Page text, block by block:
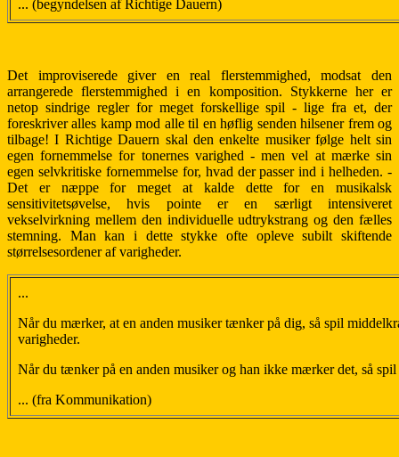
... (begyndelsen af Richtige Dauern)
Det improviserede giver en real flerstemmighed, modsat den
arrangerede flerstemmighed i en komposition. Stykkerne her er
netop sindrige regler for meget forskellige spil - lige fra et, der
foreskriver alles kamp mod alle til en høflig senden hilsener frem og
tilbage! I Richtige Dauern skal den enkelte musiker følge helt sin
egen fornemmelse for tonernes varighed - men vel at mærke sin
egen selvkritiske fornemmelse for, hvad der passer ind i helheden. -
Det er næppe for meget at kalde dette for en musikalsk
sensitivitetsøvelse, hvis pointe er en særligt intensiveret
vekselvirkning mellem den individuelle udtrykstrang og den fælles
stemning. Man kan i dette stykke ofte opleve subilt skiftende
størrelsesordener af varigheder.
...
Når du mærker, at en anden musiker tænker på dig, så spil
varigheder.
Når du tænker på en anden musiker og han ikke mærker det, så
... (fra Kommunikation)